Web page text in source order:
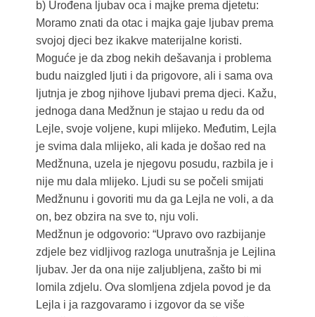
b) Urođena ljubav oca i majke prema djetetu:
Moramo znati da otac i majka gaje ljubav prema
svojoj djeci bez ikakve materijalne koristi.
Moguće je da zbog nekih dešavanja i problema
budu naizgled ljuti i da prigovore, ali i sama ova
ljutnja je zbog njihove ljubavi prema djeci. Kažu,
jednoga dana Medžnun je stajao u redu da od
Lejle, svoje voljene, kupi mlijeko. Međutim, Lejla
je svima dala mlijeko, ali kada je došao red na
Medžnuna, uzela je njegovu posudu, razbila je i
nije mu dala mlijeko. Ljudi su se počeli smijati
Medžnunu i govoriti mu da ga Lejla ne voli, a da
on, bez obzira na sve to, nju voli.
Medžnun je odgovorio: “Upravo ovo razbijanje
zdjele bez vidljivog razloga unutrašnja je Lejlina
ljubav. Jer da ona nije zaljubljena, zašto bi mi
lomila zdjelu. Ova slomljena zdjela povod je da
Lejla i ja razgovaramo i izgovor da se više